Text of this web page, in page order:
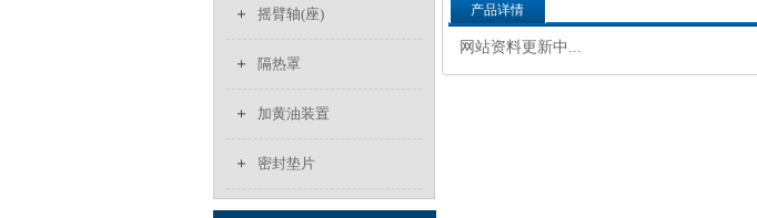
产品详情
网站资料更新中...
摇臂轴(座)
隔热罩
加黄油装置
密封垫片